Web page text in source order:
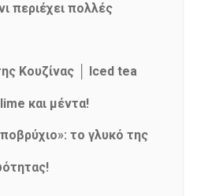
περιέχει πολλές
Κουζίνας │ Iced tea
και μέντα!
το γλυκό της